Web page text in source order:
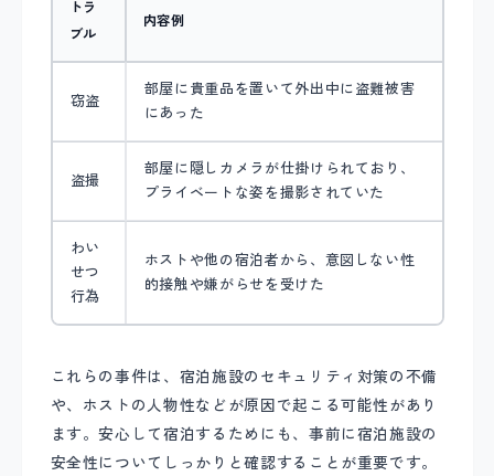
トラ
ブル
内容例
窃盗
部屋に貴重品を置いて外出中に盗難被害
にあった
盗撮
部屋に隠しカメラが仕掛けられており、
プライベートな姿を撮影されていた
わい
せつ
行為
ホストや他の宿泊者から、意図しない性
的接触や嫌がらせを受けた
これらの事件は、宿泊施設のセキュリティ対策の不備
や、ホストの人物性などが原因で起こる可能性があり
ます。安心して宿泊するためにも、事前に宿泊施設の
安全性についてしっかりと確認することが重要です。